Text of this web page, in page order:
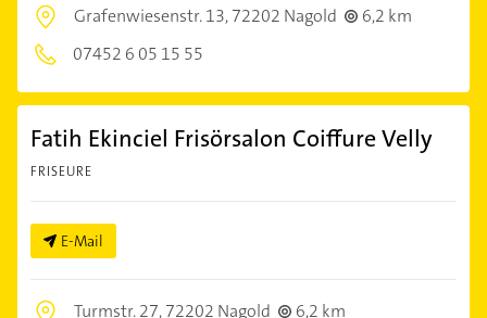
Grafenwiesenstr. 13,72202 Nagold
6,2 km
07452 6 05 15 55
Fatih Ekinciel Frisörsalon Coiffure Velly
FRISEURE
E-Mail
Turmstr. 27,72202 Nagold
6,2 km